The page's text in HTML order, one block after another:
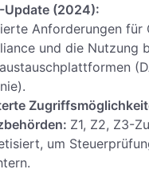
Update (2024):
Anforderungen für
und die Nutzung
Z1, Z2, Z3-
um